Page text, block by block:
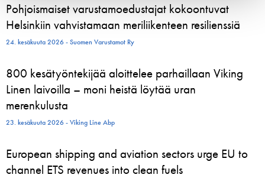
Pohjoismaiset varustamoedustajat kokoontuvat
Helsinkiin vahvistamaan meriliikenteen resilienssiä
24. kesäkuuta 2026 - Suomen Varustamot Ry
800 kesätyöntekijää aloittelee parhaillaan Viking
Linen laivoilla – moni heistä löytää uran
merenkulusta
23. kesäkuuta 2026 - Viking Line Abp
European shipping and aviation sectors urge EU to
channel ETS revenues into clean fuels